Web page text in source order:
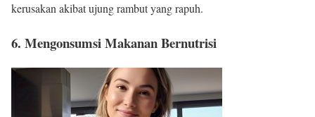
kerusakan akibat ujung rambut yang rapuh.
6. Mengonsumsi Makanan Bernutrisi